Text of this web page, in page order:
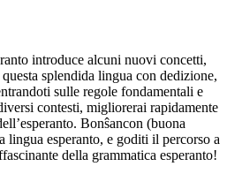
introduce alcuni nuovi concetti,
splendida lingua con dedizione,
sulle regole fondamentali e
contesti, migliorerai rapidamente
Bonŝancon (buona
lingua esperanto, e goditi il percorso a
della grammatica esperanto!